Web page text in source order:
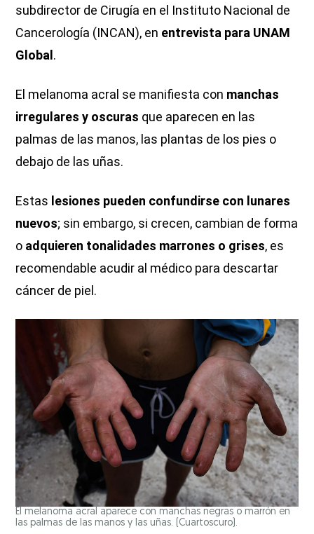
subdirector de Cirugía en el Instituto Nacional de
Cancerología (INCAN), en entrevista para UNAM
Global.
El melanoma acral se manifiesta con manchas
irregulares y oscuras que aparecen en las
palmas de las manos, las plantas de los pies o
debajo de las uñas.
Estas lesiones pueden confundirse con lunares
nuevos; sin embargo, si crecen, cambian de forma
o adquieren tonalidades marrones o grises, es
recomendable acudir al médico para descartar
cáncer de piel.
El melanoma acral aparece con manchas negras o marrón en
las palmas de las manos y las uñas. (Cuartoscuro).